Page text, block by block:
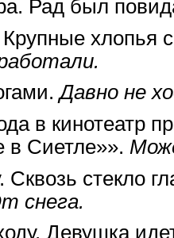
Рад был
хлопья
Давно не
в кинотеатр
в Сиетле»».
Сквозь стекло
снега.
Девушка